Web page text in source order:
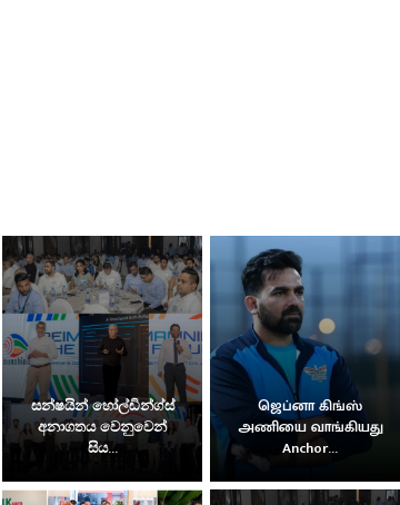
සන්ෂයින් හෝල්ඩින්ග්ස්
අනාගතය වෙනුවෙන්
සිය...
ஜெப்னா கிங்ஸ்
அணியை வாங்கியது
Anchor...